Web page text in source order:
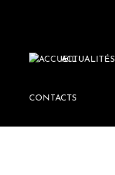
ACTUALITÉS
CONTACTS